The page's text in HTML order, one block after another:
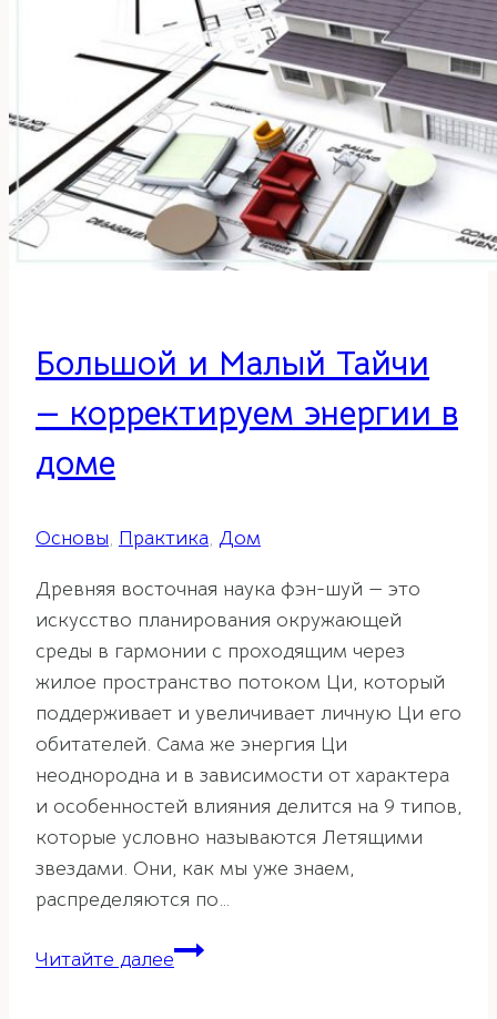
благополучия
Большой и Малый Тайчи
— корректируем энергии в
доме
Основы, Практика, Дом
Древняя восточная наука фэн-шуй — это
искусство планирования окружающей
среды в гармонии с проходящим через
жилое пространство потоком Ци, который
поддерживает и увеличивает личную Ци его
обитателей. Сама же энергия Ци
неоднородна и в зависимости от характера
и особенностей влияния делится на 9 типов,
которые условно называются Летящими
звездами. Они, как мы уже знаем,
распределяются по…
Читайте далееБольшой